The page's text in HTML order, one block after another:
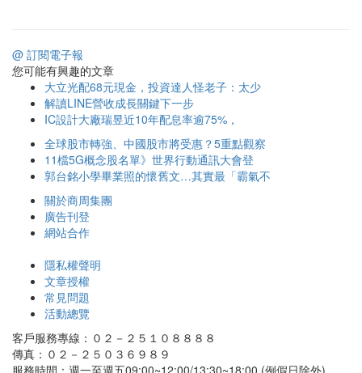
@ 訂閱電子報
您可能有興趣的文章
大立光配68元現金，投資達人怪老子：太少
解讀LINE營收成長關鍵下一步
IC設計大廠瑞昱近10年配息率逾75%，
全球股市轉強、中國股市將受惠？5重點觀察
11檔5G概念股名單》世界行動通訊大會登
郭台銘小學畢業照的懷舊文…其實最「霸氣不
關於商周集團
廣告刊登
網站合作
隱私權聲明
文章授權
常見問題
活動總覽
客戶服務專線：０２－２５１０８８８８
傳真：０２－２５０３６９８９
服務時間：週一至週五09:00~12:00/13:30~18:00 (例假日除外)